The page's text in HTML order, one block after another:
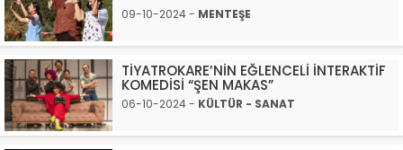
09-10-2024 - MENTEŞE
TİYATROKARE’NİN EĞLENCELİ İNTERAKTİF
KOMEDİSİ “ŞEN MAKAS”
06-10-2024 - KÜLTÜR - SANAT